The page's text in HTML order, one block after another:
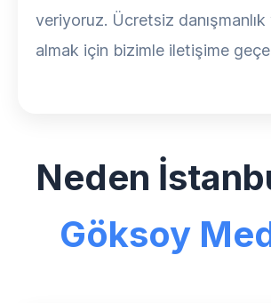
veriyoruz. Ücretsiz
almak için bizimle iletişime
Neden
Göksoy